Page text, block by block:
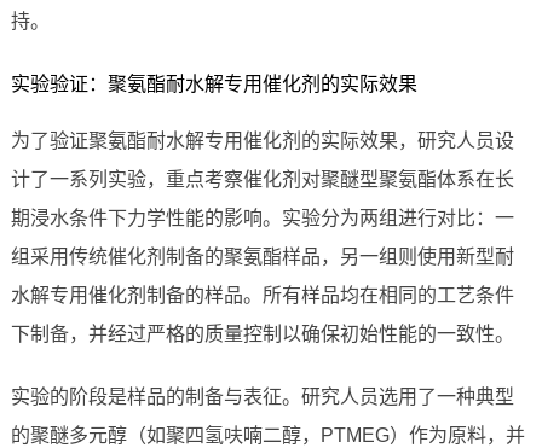
持。
实验验证：聚氨酯耐水解专用催化剂的实际效果
为了验证聚氨酯耐水解专用催化剂的实际效果，研究人员设
计了一系列实验，重点考察催化剂对聚醚型聚氨酯体系在长
期浸水条件下力学性能的影响。实验分为两组进行对比：一
组采用传统催化剂制备的聚氨酯样品，另一组则使用新型耐
水解专用催化剂制备的样品。所有样品均在相同的工艺条件
下制备，并经过严格的质量控制以确保初始性能的一致性。
实验的阶段是样品的制备与表征。研究人员选用了一种典型
的聚醚多元醇（如聚四氢呋喃二醇，PTMEG）作为原料，并